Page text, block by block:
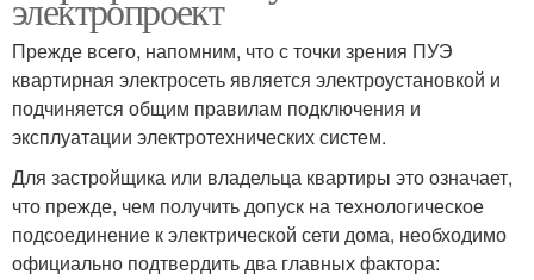
Прежде всего, напомним, что с точки зрения ПУЭ
квартирная электросеть является электроустановкой и
подчиняется общим правилам подключения и
эксплуатации электротехнических систем.
Для застройщика или владельца квартиры это означает,
что прежде, чем получить допуск на технологическое
подсоединение к электрической сети дома, необходимо
официально подтвердить два главных фактора: